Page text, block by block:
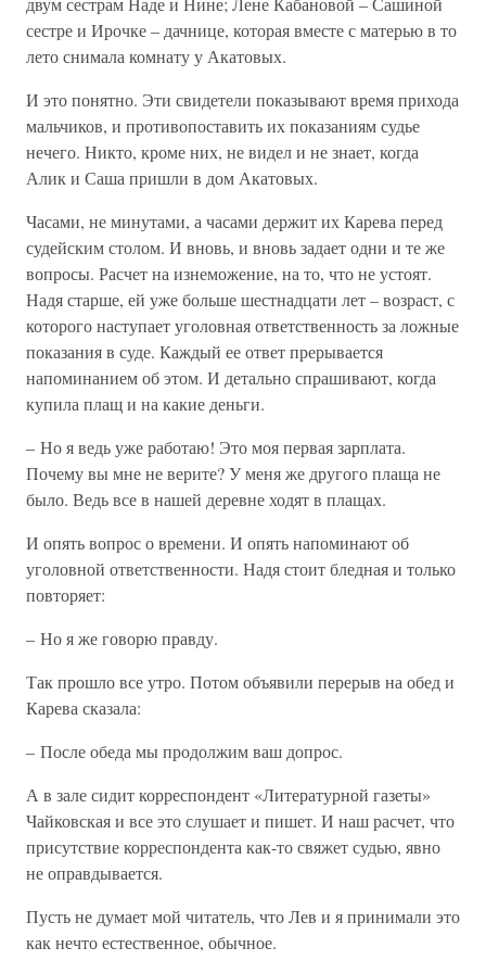
сестре и Ирочке – дачнице, которая вместе с матерью в то
лето снимала комнату у Акатовых.
И это понятно. Эти свидетели показывают время прихода
мальчиков, и противопоставить их показаниям судье
нечего. Никто, кроме них, не видел и не знает, когда
Алик и Саша пришли в дом Акатовых.
Часами, не минутами, а часами держит их Карева перед
судейским столом. И вновь, и вновь задает одни и те же
вопросы. Расчет на изнеможение, на то, что не устоят.
Надя старше, ей уже больше шестнадцати лет – возраст, с
которого наступает уголовная ответственность за ложные
показания в суде. Каждый ее ответ прерывается
напоминанием об этом. И детально спрашивают, когда
купила плащ и на какие деньги.
– Но я ведь уже работаю! Это моя первая зарплата.
Почему вы мне не верите? У меня же другого плаща не
было. Ведь все в нашей деревне ходят в плащах.
И опять вопрос о времени. И опять напоминают об
уголовной ответственности. Надя стоит бледная и только
повторяет:
– Но я же говорю правду.
Так прошло все утро. Потом объявили перерыв на обед и
Карева сказала:
– После обеда мы продолжим ваш допрос.
А в зале сидит корреспондент «Литературной газеты»
Чайковская и все это слушает и пишет. И наш расчет, что
присутствие корреспондента как-то свяжет судью, явно
не оправдывается.
Пусть не думает мой читатель, что Лев и я принимали это
как нечто естественное, обычное.